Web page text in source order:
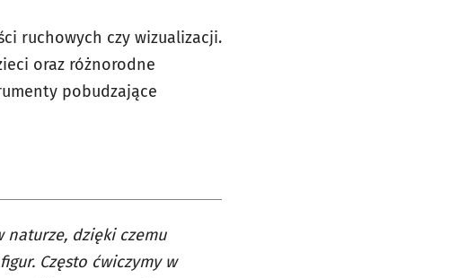
ruchowych czy wizualizacji.
oraz różnorodne
pobudzające
naturze, dzięki czemu
Często ćwiczymy w